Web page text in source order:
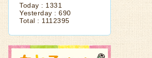
Today : 1331
Yesterday : 690
Total : 1112395